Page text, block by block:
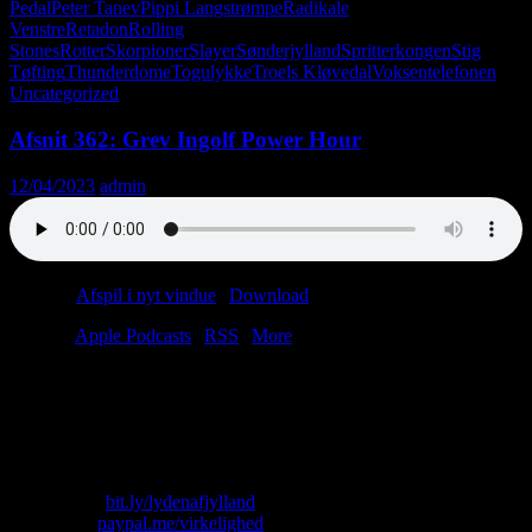
PedalPeter TanevPippi LangstrømpeRadikale
VenstreRetadonRolling
StonesRotterSkorpionerSlayerSønderjyllandSpritterkongenStig
TøftingThunderdomeTogulykkeTroels KløvedalVoksentelefonen
Uncategorized
Afsnit 362: Grev Ingolf Power Hour
12/04/2023 admin
Afspil i nyt vindue Download
Apple Podcasts RSS
More
bit.ly/lydenafjylland
paypal.me/virkelighed